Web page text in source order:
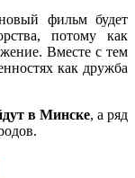
фильм будет
потому как
Вместе с тем
как дружба
в Минске, а ряд